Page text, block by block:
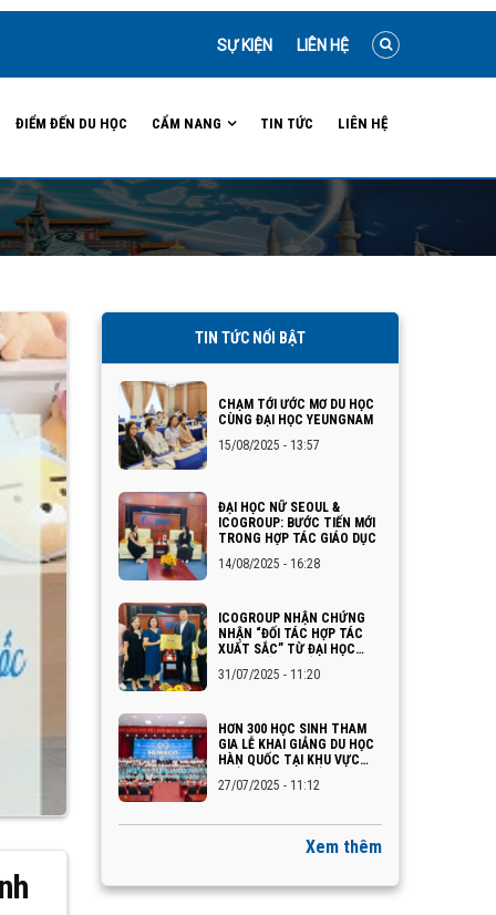
SỰ KIỆN LIÊN HỆ
ĐIỂM ĐẾN DU HỌC CẨM NANG TIN TỨC LIÊN HỆ
TIN TỨC NỔI BẬT
CHẠM TỚI ƯỚC MƠ DU HỌC
CÙNG ĐẠI HỌC YEUNGNAM
15/08/2025 - 13:57
ĐẠI HỌC NỮ SEOUL &
ICOGROUP: BƯỚC TIẾN MỚI
TRONG HỢP TÁC GIÁO DỤC
14/08/2025 - 16:28
ICOGROUP NHẬN CHỨNG
NHẬN “ĐỐI TÁC HỢP TÁC
XUẤT SẮC” TỪ ĐẠI HỌC
31/07/2025 - 11:20
HƠN 300 HỌC SINH THAM
GIA LỄ KHAI GIẢNG DU HỌC
HÀN QUỐC TẠI KHU VỰC
27/07/2025 - 11:12
Xem thêm